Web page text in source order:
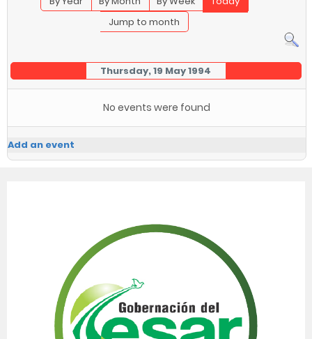
Jump to month
Thursday, 19 May 1994
No events were found
Add an event